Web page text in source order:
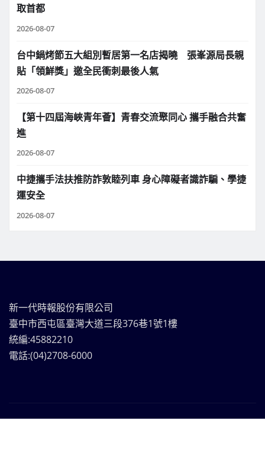
取首都
2026-08-07
台中鍋烤節五大組別暫居第一名店揭曉 張峯源局長親
貼「領鮮獎」邀全民衝刺最後人氣
2026-08-07
【第十四屆海峽青年薈】青春交流聚同心 攜手融合共奮
進
2026-08-07
中捷攜手法扶推防詐敦睦列車 身心障礙者識詐騙、學捷
運安全
2026-08-07
新一代時報股份有限公司
臺中市西屯區臺灣大道三段376巷1號1樓
統編:45882210
電話:(04)2708-6000